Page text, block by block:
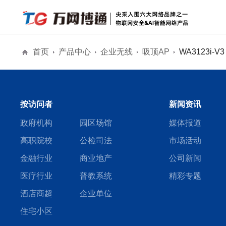
解决方案
城市级公共大屏
首页 产品中心 企业无线 吸顶AP WA3123i-
按访问者
政府机构 园区场馆
高职院校 公检司法
金融行业 商业地产
医疗行业 普教系统
酒店商超 企业单位
住宅小区
新闻资讯
媒体报道
市场活动
公司新闻
精彩专题